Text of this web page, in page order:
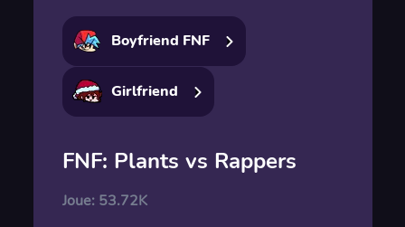
Boyfriend FNF
Girlfriend
FNF: Plants vs Rappers
Joue: 53.72K